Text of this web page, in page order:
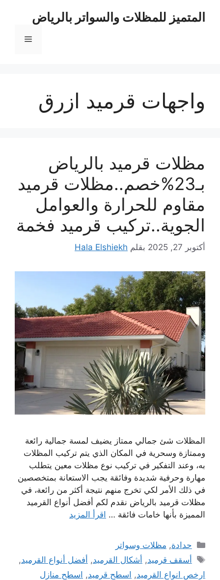
المتميز للمظلات والسواتر بالرياض
القائمة
واجهات قرميد ازرق
مظلات قرميد بالرياض
بـ23%خصم..مظلات قرميد
مقاوم للحرارة والعوامل
الجوية..تركيب قرميد فخمة
أكتوبر 27, 2025 بقلم Hala Elshiekh
المظلات شئ جمالي ممتاز يضيف لمسة جمالية رائعة
وممتازة وسحرية في المكان الذي يتم تركيب المظلات
به، وعند التفكير في تركيب نوع مظلات معين يتطلب
مهارة وحرفية شديدة وفائقة يجب الاستعانة بمتخصصين
في ذلك الأمر لكي تخرج منهم نتيجة أكثر من رائعة، في
مظلات قرميد بالرياض نقدم لكم أفضل أنواع القرميد
المميزة بأنها خامات فائقة … اقرأ المزيد
التصنيفات
حدادة, مظلات وسواتر
الوسوم
أسقف قرميد, أشكال القرميد, أفضل أنواع القرميد,
ارخص انواع القرميد, اسطح قرميد, اسطح منازل